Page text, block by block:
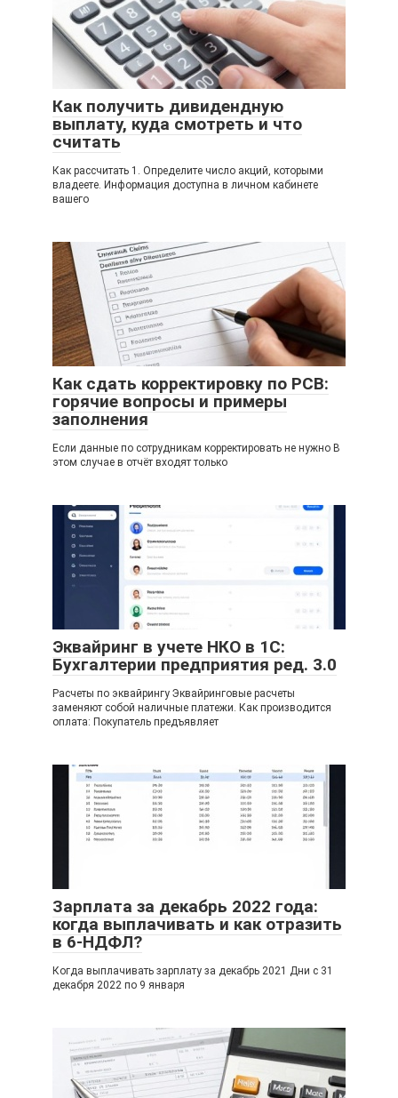
Как получить дивидендную
выплату, куда смотреть и что
считать
Как рассчитать 1. Определите число акций, которыми
владеете. Информация доступна в личном кабинете
вашего
Как сдать корректировку по РСВ:
горячие вопросы и примеры
заполнения
Если данные по сотрудникам корректировать не нужно В
этом случае в отчёт входят только
Эквайринг в учете НКО в 1С:
Бухгалтерии предприятия ред. 3.0
Расчеты по эквайрингу Эквайринговые расчеты
заменяют собой наличные платежи. Как производится
оплата: Покупатель предъявляет
Зарплата за декабрь 2022 года:
когда выплачивать и как отразить
в 6-НДФЛ?
Когда выплачивать зарплату за декабрь 2021 Дни с 31
декабря 2022 по 9 января